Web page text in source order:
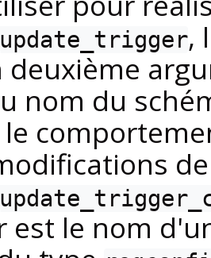
,
deuxième
nom du
est le nom